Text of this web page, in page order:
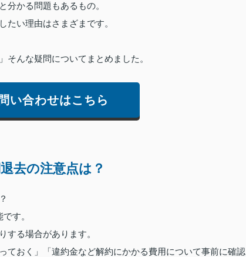
分かる問題もあるもの。
たい理由はさまざまです。
そんな疑問についてまとめました。
い合わせはこちら
去の注意点は？
す。
する場合があります。
ておく」「違約金など解約にかかる費用について事前に確認